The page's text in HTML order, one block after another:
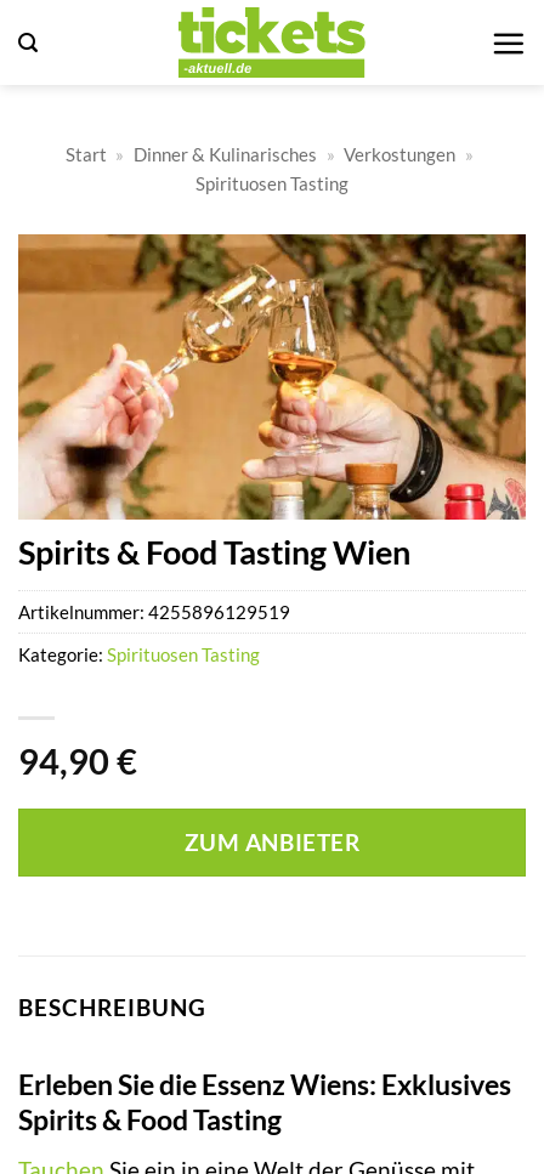
Inhalt
Start » Dinner & Kulinarisches » Verkostungen »
Spirituosen Tasting
Spirits & Food Tasting Wien
94,90 €
ZUM ANBIETER
Artikelnummer: 4255896129519
Kategorie: Spirituosen Tasting
BESCHREIBUNG
Erleben Sie die Essenz Wiens: Exklusives
Spirits & Food Tasting